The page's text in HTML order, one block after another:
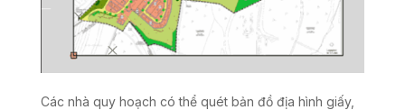
Các nhà quy hoạch có thể quét bản đồ địa hình giấy,